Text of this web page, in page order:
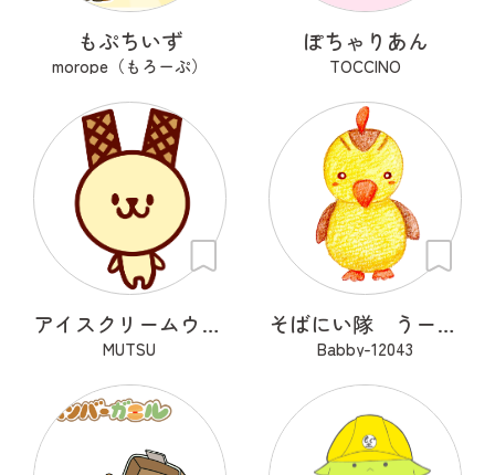
もぷちいず
morope（もろーぷ）
ぽちゃりあん
TOCCINO
アイスクリームウエハースみみ
MUTSU
そばにい隊 うーちゃん
Babby-12043